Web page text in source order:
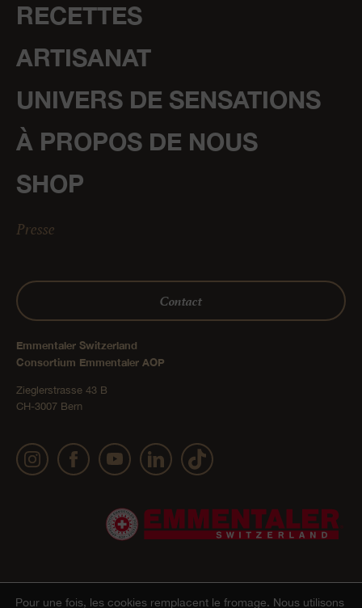
RECETTES
ARTISANAT
UNIVERS DE SENSATIONS
À PROPOS DE NOUS
SHOP
Presse
Contact
Emmentaler Switzerland
Consortium Emmentaler AOP
Zieglerstrasse 43 B
CH-3007 Bern
Pour une fois, les cookies remplacent le fromage. Nous utilisons